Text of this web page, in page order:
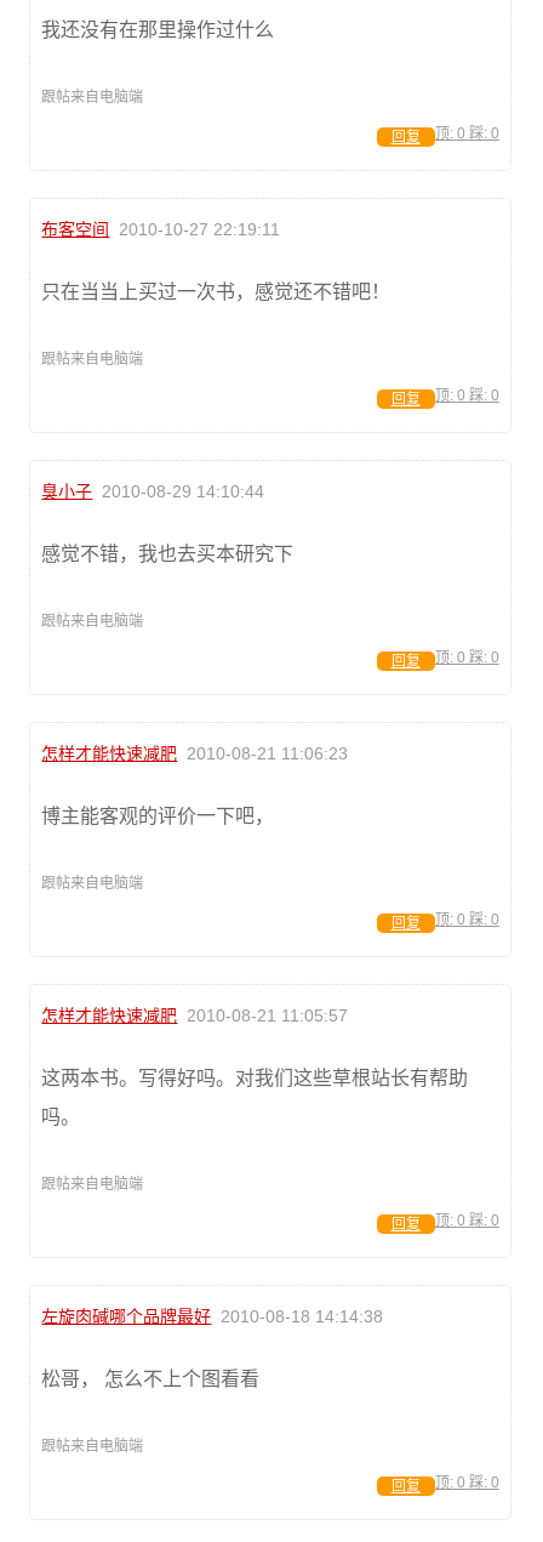
我还没有在那里操作过什么
跟帖来自电脑端
顶: 0 踩: 0
回复
布客空间 2010-10-27 22:19:11
只在当当上买过一次书，感觉还不错吧！
跟帖来自电脑端
顶: 0 踩: 0
回复
臭小子 2010-08-29 14:10:44
感觉不错，我也去买本研究下
跟帖来自电脑端
顶: 0 踩: 0
回复
怎样才能快速减肥 2010-08-21 11:06:23
博主能客观的评价一下吧，
跟帖来自电脑端
顶: 0 踩: 0
回复
怎样才能快速减肥 2010-08-21 11:05:57
这两本书。写得好吗。对我们这些草根站长有帮助
吗。
跟帖来自电脑端
顶: 0 踩: 0
回复
左旋肉碱哪个品牌最好 2010-08-18 14:14:38
松哥， 怎么不上个图看看
跟帖来自电脑端
顶: 0 踩: 0
回复